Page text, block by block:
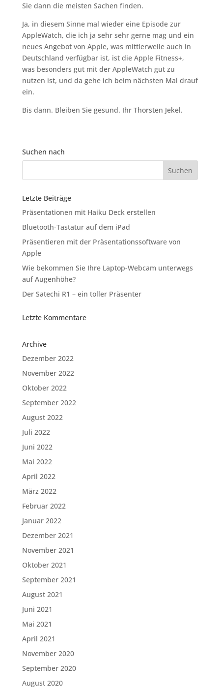
Sie dann die meisten Sachen finden.
Ja, in diesem Sinne mal wieder eine Episode zur
AppleWatch, die ich ja sehr sehr gerne mag und ein
neues Angebot von Apple, was mittlerweile auch in
Deutschland verfügbar ist, ist die Apple Fitness+,
was besonders gut mit der AppleWatch gut zu
nutzen ist, und da gehe ich beim nächsten Mal drauf
ein.
Bis dann. Bleiben Sie gesund. Ihr Thorsten Jekel.
Suchen nach
Letzte Beiträge
Präsentationen mit Haiku Deck erstellen
Bluetooth-Tastatur auf dem iPad
Präsentieren mit der Präsentationssoftware von
Apple
Wie bekommen Sie Ihre Laptop-Webcam unterwegs
auf Augenhöhe?
Der Satechi R1 – ein toller Präsenter
Letzte Kommentare
Archive
Dezember 2022
November 2022
Oktober 2022
September 2022
August 2022
Juli 2022
Juni 2022
Mai 2022
April 2022
März 2022
Februar 2022
Januar 2022
Dezember 2021
November 2021
Oktober 2021
September 2021
August 2021
Juni 2021
Mai 2021
April 2021
November 2020
September 2020
August 2020